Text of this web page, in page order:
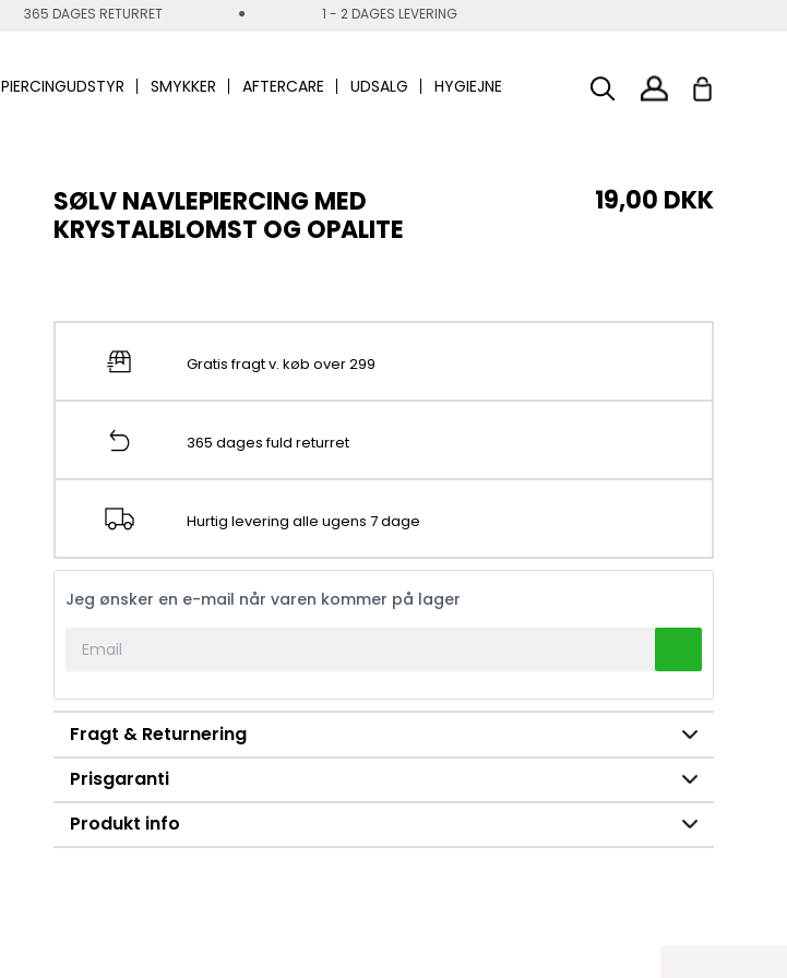
365 DAGES RETURRET 1 - 2 DAGES LEVERING
PIERCINGUDSTYR SMYKKER AFTERCARE UDSALG HYGIEJNE
SØLV NAVLEPIERCING MED
KRYSTALBLOMST OG OPALITE
19,00 DKK
Gratis fragt v. køb over 299
365 dages fuld returret
Hurtig levering alle ugens 7 dage
Jeg ønsker en e-mail når varen kommer på lager
Fragt & Returnering
Prisgaranti
Produkt info